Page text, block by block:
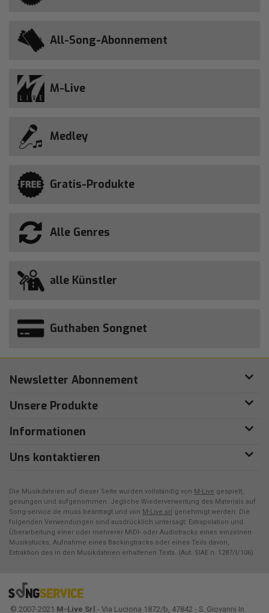
All-Song-Abonnement
M-Live
Medley
Gratis-Produkte
Alle Genres
alle Künstler
Guthaben Songnet
Newsletter Abonnement
Unsere Produkte
Informationen
Uns kontaktieren
Die Musikdateien auf dieser Seite wurden vollständig von M-Live gespielt,
gesungen und aufgenommen. Jegliche Wiederverwertung des Materials auf
Song-service.de muss beantragt und von M-Live srl genehmigt werden. Die
folgenden Verwendungen sind ausdrücklich untersagt: Extrapolation und
Überarbeitung einer oder mehrerer MIDI- oder Audiotracks eines einzelnen
Musikstücks, Aufnahme eines Backingtracks oder eines Teils davon,
Extraktion des in den Musikdateien erhaltenen Texts. (Aut. SIAE n. 1287/I/106)
© 2007-2021 M-Live Srl - Via Luciona 1872/b, 47842 - S. Giovanni In